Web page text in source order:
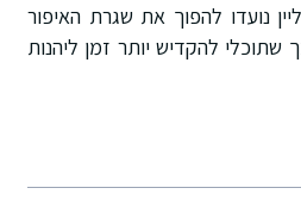
נועדו להפוך את שגרת האיפור
להקדיש יותר זמן ליהנות